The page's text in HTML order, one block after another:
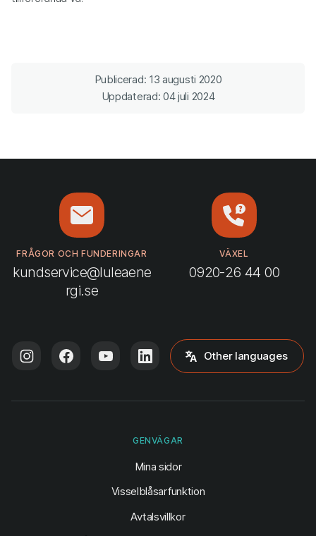
Publicerad: 13 augusti 2020
Uppdaterad: 04 juli 2024
FRÅGOR OCH FUNDERINGAR
kundservice@luleaene
rgi.se
VÄXEL
0920-26 44 00
Other languages
GENVÄGAR
Mina sidor(öppnas i ny flik)
Visselblåsarfunktion
Avtalsvillkor